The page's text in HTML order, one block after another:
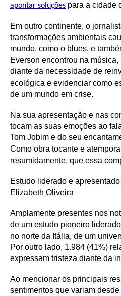
apontar soluções para a cidade
Em outro continente, o
transformações ambientais
mundo, como o blues, e
Everson encontrou na
diante da necessidade de
ecológica e evidenciar como
de um mundo em crise.
Na sua apresentação e nas
tocam as suas emoções ao
Tom Jobim e do seu
Como obra tocante e
resumidamente, que essa
Estudo liderado e
Elizabeth Oliveira
Amplamente presentes nos
de um estudo pioneiro
no norte da Itália, de um
Por outro lado, 1.984 (41%)
expressam tristeza diante da
Ao mencionar os principais
sentimentos que variam